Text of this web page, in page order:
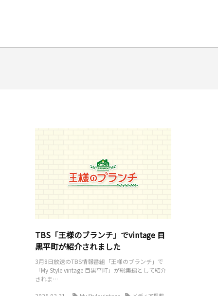
TBS「王様のブランチ」でvintage 目
黒平町が紹介されました
3月8日放送のTBS情報番組「王様のブランチ」で
「My Style vintage 目黒平町」が総集編として紹介
されま…